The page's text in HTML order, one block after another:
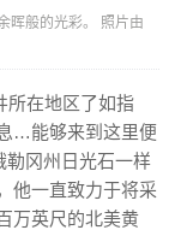
晖般的光彩。 照片由
所在地区了如指
…能够来到这里便
勒冈州日光石一样
他一直致力于将采
万英尺的北美黄